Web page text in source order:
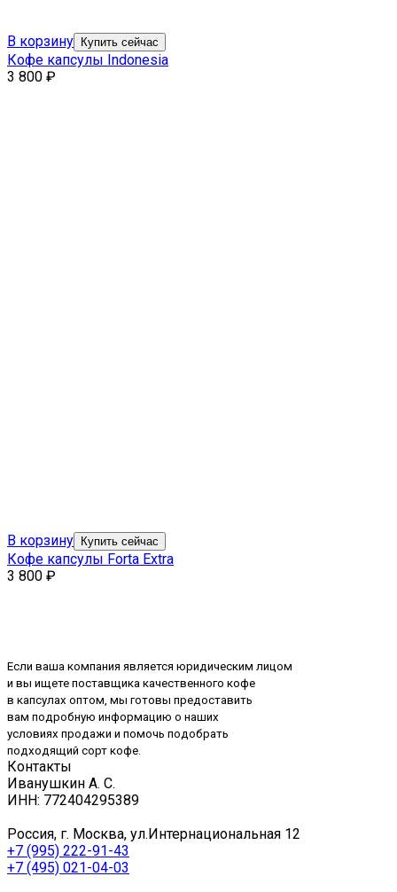
В корзину Купить сейчас
Кофе капсулы Indonesia
3 800 ₽
В корзину Купить сейчас
Кофе капсулы Forta Extra
3 800 ₽
Если ваша компания является юридическим лицом
и вы ищете поставщика качественного кофе
в капсулах оптом, мы готовы предоставить
вам подробную информацию о наших
условиях продажи и помочь подобрать
подходящий сорт кофе.
Контакты
Иванушкин А. С.
ИНН: 772404295389
Россия, г. Москва, ул.Интернациональная 12
+7 (995) 222-91-43
+7 (495) 021-04-03